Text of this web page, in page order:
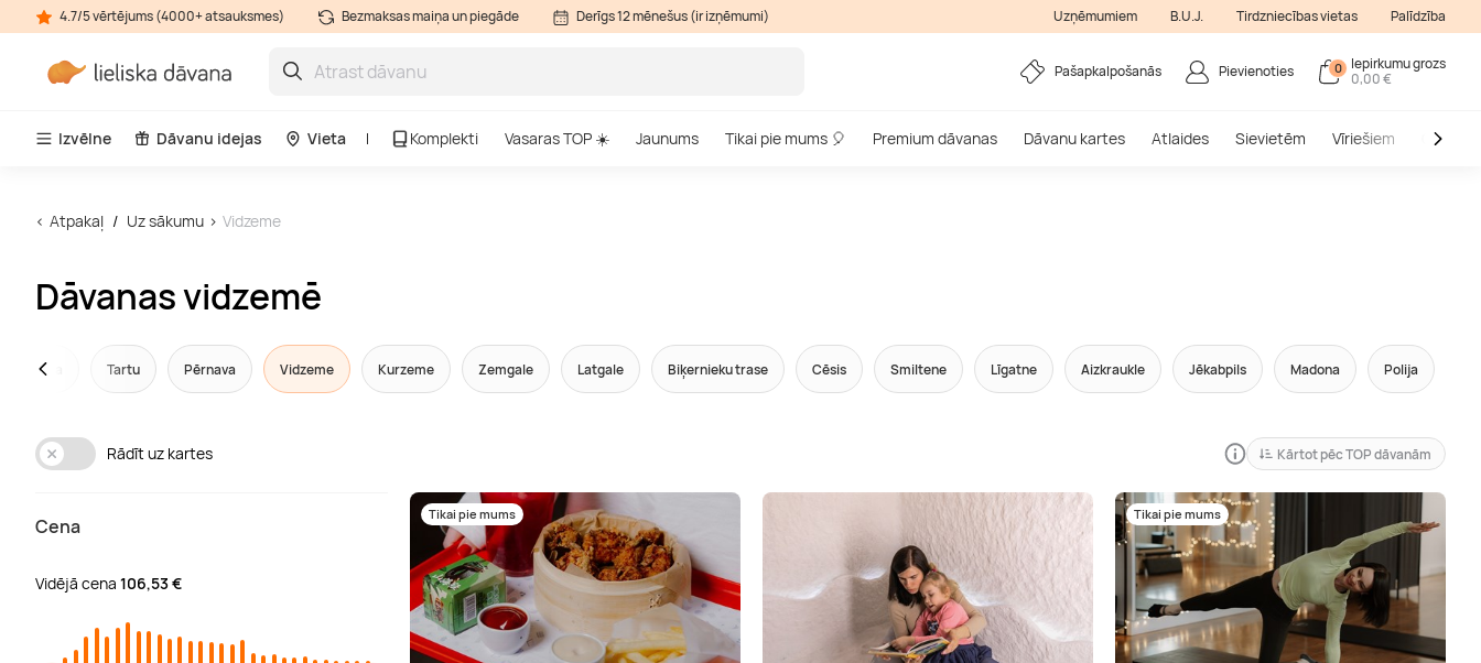
4.7/5 vērtējums (4000+ atsauksmes) Bezmaksas maiņa un piegāde Derīgs 12 mēnešus (ir izņēmumi) Uzņēmumiem B.U.J. Tirdzniecības vietas Palīdzība
Pašapkalpošanās Pievienoties 0
Iepirkumu grozs
0,00 €
Izvēlne Dāvanu idejas Vieta Komplekti Vasaras TOP ☀️ Jaunums Tikai pie mums 🎈 Premium dāvanas Dāvanu kartes Atlaides Sievietēm Vīriešiem Outlet
Atpakaļ Uz sākumu Vidzeme
Dāvanas vidzemē
Igaunija Tartu Pērnava Vidzeme Kurzeme Zemgale Latgale Biķernieku trase Cēsis Smiltene Līgatne Aizkraukle Jēkabpils Madona Polija
Rādīt uz kartes Kārtot pēc TOP dāvanām
Cena
Vidējā cena 106,53 €
Tikai pie mums Tikai pie mums